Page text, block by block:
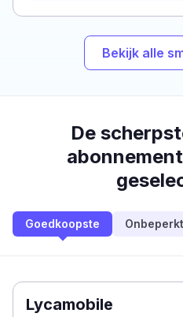
Bekijk alle
De
Goedkoopste
Lycamobile